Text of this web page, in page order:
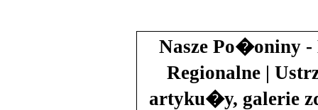
Nasze Po�oniny -
Regionalne |
artyku�y, galerie